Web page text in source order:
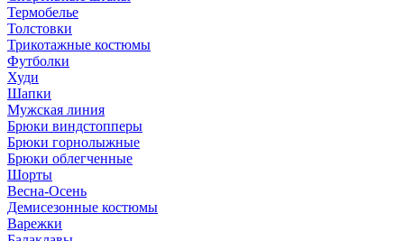
Термобелье
Толстовки
Трикотажные костюмы
Футболки
Худи
Шапки
Мужская линия
Брюки виндстопперы
Брюки горнолыжные
Брюки облегченные
Шорты
Весна-Осень
Демисезонные костюмы
Варежки